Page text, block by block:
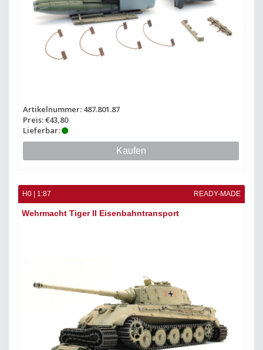
Artikelnummer: 487.801.87
Preis: €43,80
Lieferbar:
Kaufen
H0 | 1:87 READY-MADE
Wehrmacht Tiger II Eisenbahntransport